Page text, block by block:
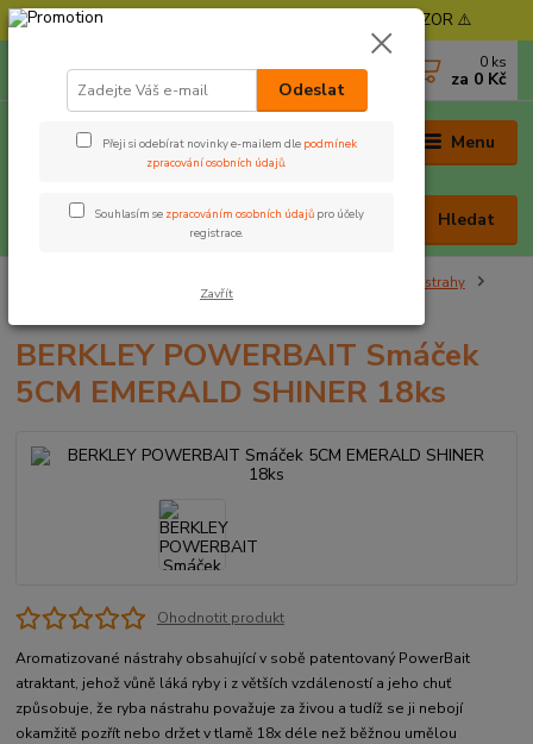
⚠️ POZOR - Objednávky expedujeme od 11. 8. - POZOR ⚠️
Menu
Hledat
0 ks
za 0 Kč
Gumové nástrahy
BERKLEY POWERBAIT Smáček 5CM EMERALD SHINER 18ks
BERKLEY POWERBAIT Smáček
5CM EMERALD SHINER 18ks
Ohodnotit produkt
Aromatizované nástrahy obsahující v sobě patentovaný PowerBait
atraktant, jehož vůně láká ryby i z větších vzdáleností a jeho chuť
způsobuje, že ryba nástrahu považuje za živou a tudíž se ji nebojí
okamžitě pozřít nebo držet v tlamě 18x déle než běžnou umělou
Odeslat
Přeji si odebírat novinky e-mailem dle podmínek
zpracování osobních údajů.
Souhlasím se zpracováním osobních údajů pro účely
registrace.
Zavřít